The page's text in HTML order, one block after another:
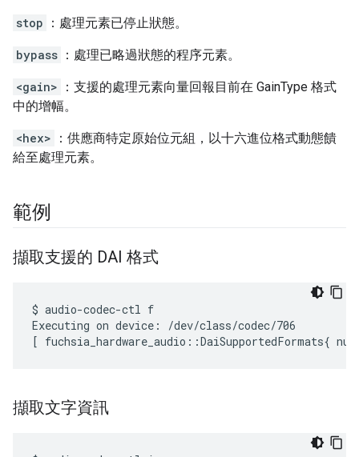
stop ：處理元素已停止狀態。
bypass ：處理已略過狀態的程序元素。
<gain>
：支援的處理元素向量回報目前在 GainType 格式
中的增幅。
<hex>
：供應商特定原始位元組，以十六進位格式動態饋
給至處理元素。
範例
擷取支援的 DAI 格式
$ audio-codec-ctl f
Executing on device: /dev/class/codec/706
擷取文字資訊